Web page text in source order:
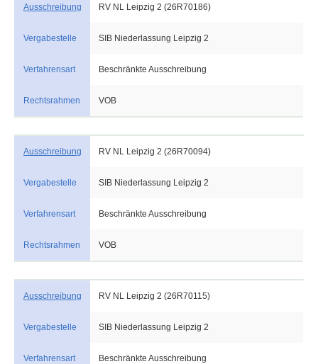
Ausschreibung RV NL Leipzig 2 (26R70186)
Vergabestelle SIB Niederlassung Leipzig 2
Verfahrensart Beschränkte Ausschreibung
Rechtsrahmen VOB
Ausschreibung RV NL Leipzig 2 (26R70094)
Vergabestelle SIB Niederlassung Leipzig 2
Verfahrensart Beschränkte Ausschreibung
Rechtsrahmen VOB
Ausschreibung RV NL Leipzig 2 (26R70115)
Vergabestelle SIB Niederlassung Leipzig 2
Verfahrensart Beschränkte Ausschreibung